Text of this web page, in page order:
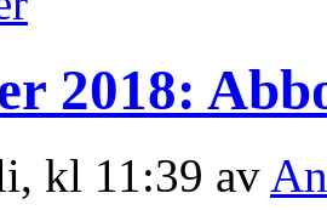
2018:
kl 11:39 av